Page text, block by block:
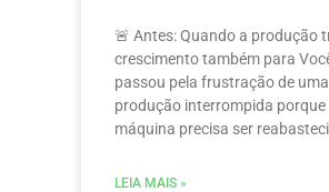
🚨 Antes: Quando a produção
crescimento também para
passou pela frustração de uma
produção interrompida porque
máquina precisa ser
LEIA MAIS »